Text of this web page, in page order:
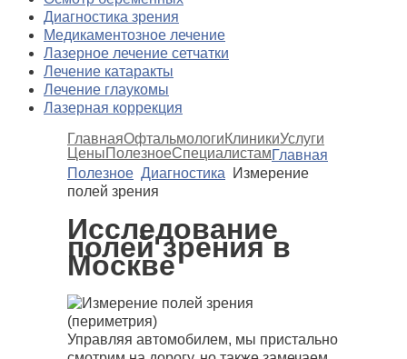
Диагностика зрения
Медикаментозное лечение
Лазерное лечение сетчатки
Лечение катаракты
Лечение глаукомы
Лазерная коррекция
ГлавнаяОфтальмологиКлиникиУслуги
ЦеныПолезноеСпециалистамГлавная
Полезное Диагностика
Измерение
полей зрения
Исследование
полей зрения в
Москве
Управляя автомобилем, мы пристально